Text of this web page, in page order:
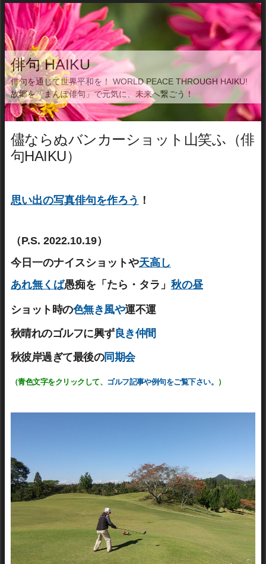
俳句 HAIKU
俳句を通じて世界平和を！ WORLD PEACE THROUGH HAIKU!
故郷を「まんぽ俳句」で元気に、未来へ繋ごう！
儘ならぬバンカーショット山笑ふ（俳
句HAIKU）
思い出の写真俳句を作ろう ！
（P.S. 2022.10.19）
今日一のナイスショットや天高し
あれ無くば愚痴を「たら・タラ」 秋の昼
ショット時の色無き風や運不運
秋晴れのゴルフに興ず良き仲間
秋彼岸過ぎて最後の同期会
（青色文字をクリックして、 ゴルフ記事や例句をご覧下さい。 ）